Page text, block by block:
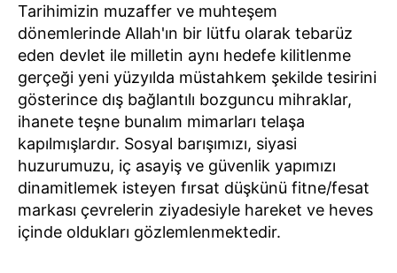
Tarihimizin muzaffer ve muhteşem
dönemlerinde Allah'ın bir lütfu olarak tebarüz
eden devlet ile milletin aynı hedefe kilitlenme
gerçeği yeni yüzyılda müstahkem şekilde tesirini
gösterince dış bağlantılı bozguncu mihraklar,
ihanete teşne bunalım mimarları telaşa
kapılmışlardır. Sosyal barışımızı, siyasi
huzurumuzu, iç asayiş ve güvenlik yapımızı
dinamitlemek isteyen fırsat düşkünü fitne/fesat
markası çevrelerin ziyadesiyle hareket ve heves
içinde oldukları gözlemlenmektedir.